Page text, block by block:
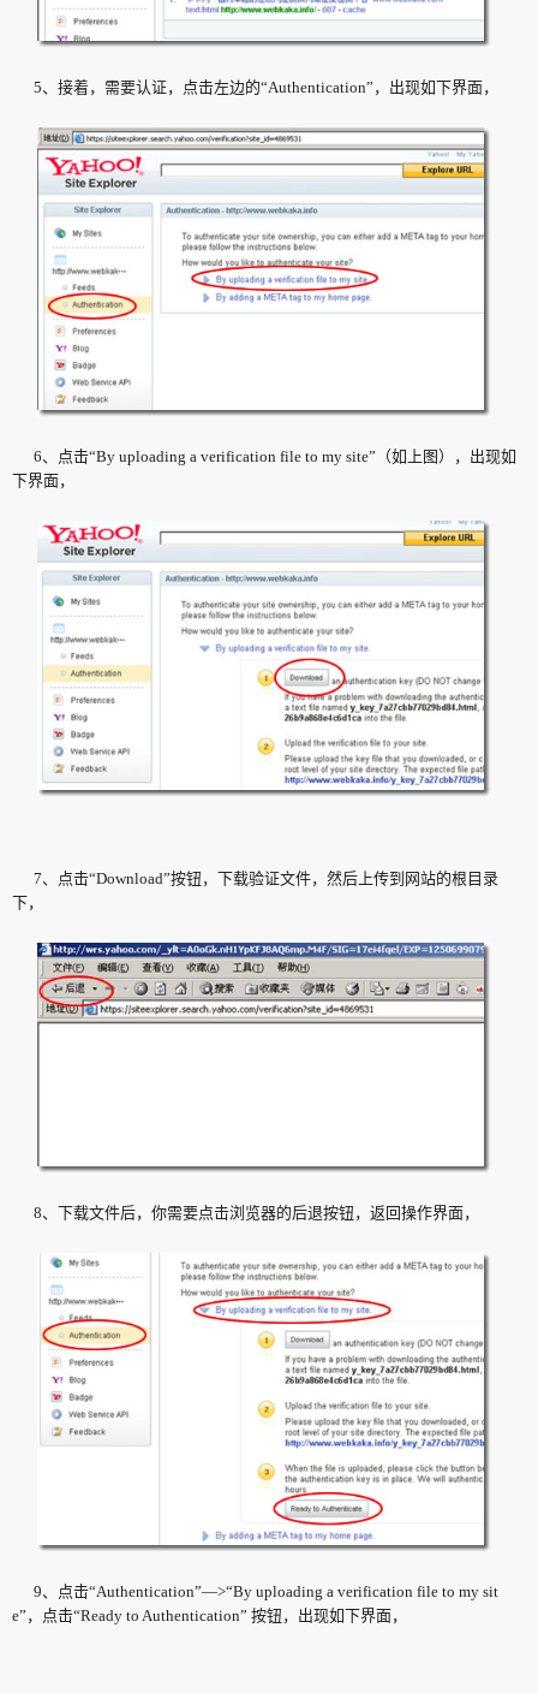
5、接着，需要认证，点击左边的“Authentication”，出现如下界面，
6、点击“By uploading a verification file to my site”（如上图），出现如
下界面，
7、点击“Download”按钮，下载验证文件，然后上传到网站的根目录
下，
8、下载文件后，你需要点击浏览器的后退按钮，返回操作界面，
9、点击“Authentication”—>“By uploading a verification file to my sit
e”，点击“Ready to Authentication” 按钮，出现如下界面，